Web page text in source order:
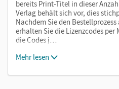
bereits Print-Titel in dieser
Verlag behält sich vor, dies
Nachdem Sie den
erhalten Sie die Lizenzcodes
die Codes j…
Mehr lesen